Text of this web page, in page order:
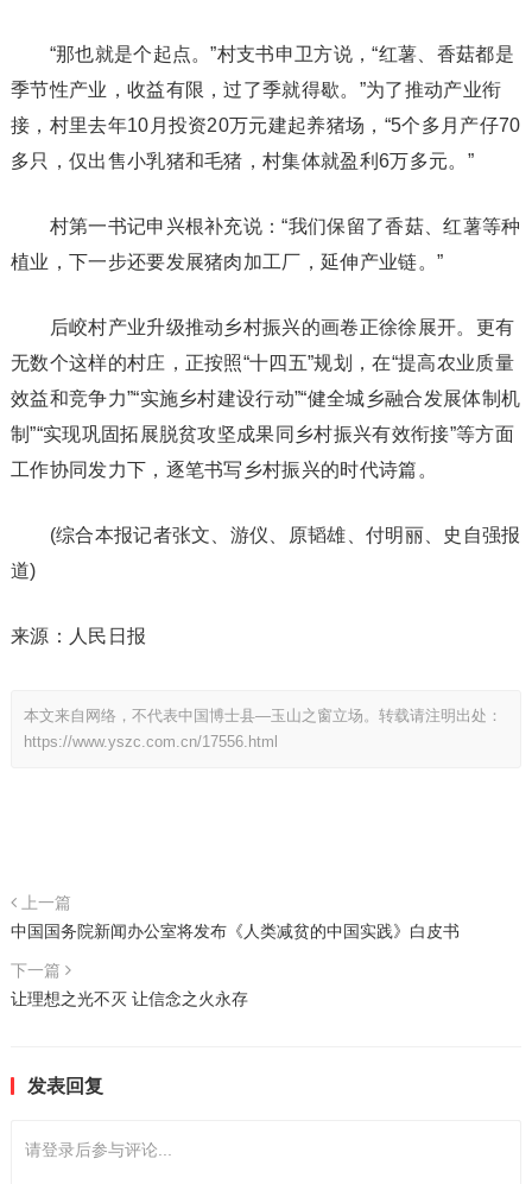
“那也就是个起点。”村支书申卫方说，“红薯、香菇都是
季节性产业，收益有限，过了季就得歇。”为了推动产业衔
接，村里去年10月投资20万元建起养猪场，“5个多月产仔70
多只，仅出售小乳猪和毛猪，村集体就盈利6万多元。”
村第一书记申兴根补充说：“我们保留了香菇、红薯等种
植业，下一步还要发展猪肉加工厂，延伸产业链。”
后峧村产业升级推动乡村振兴的画卷正徐徐展开。更有
无数个这样的村庄，正按照“十四五”规划，在“提高农业质量
效益和竞争力”“实施乡村建设行动”“健全城乡融合发展体制机
制”“实现巩固拓展脱贫攻坚成果同乡村振兴有效衔接”等方面
工作协同发力下，逐笔书写乡村振兴的时代诗篇。
(综合本报记者张文、游仪、原韬雄、付明丽、史自强报
道)
来源：人民日报
本文来自网络，不代表中国博士县—玉山之窗立场。转载请注明出处：
https://www.yszc.com.cn/17556.html
上一篇
中国国务院新闻办公室将发布《人类减贫的中国实践》白皮书
下一篇
让理想之光不灭 让信念之火永存
发表回复
请登录后参与评论...